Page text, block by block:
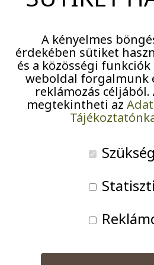
meghallgattuk, kinek mit
milyen emléke fűződik hozzá,
Azóta már sokszor töröltük ki
ez a blog. Fogadják szeretettel
elkészíteni és vendégül látni
Kapustnica, ami nem
A kényelmes
érdekében sütiket
és a közösségi
weboldal forgalmunk
reklámozás
megtekintheti az